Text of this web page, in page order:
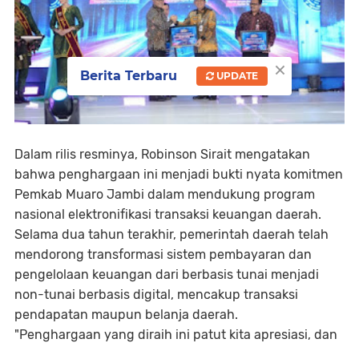
Dalam rilis resminya, Robinson Sirait mengatakan
bahwa penghargaan ini menjadi bukti nyata komitmen
Pemkab Muaro Jambi dalam mendukung program
nasional elektronifikasi transaksi keuangan daerah.
Selama dua tahun terakhir, pemerintah daerah telah
mendorong transformasi sistem pembayaran dan
pengelolaan keuangan dari berbasis tunai menjadi
non-tunai berbasis digital, mencakup transaksi
pendapatan maupun belanja daerah.
"Penghargaan yang diraih ini patut kita apresiasi, dan
×
Berita Terbaru UPDATE